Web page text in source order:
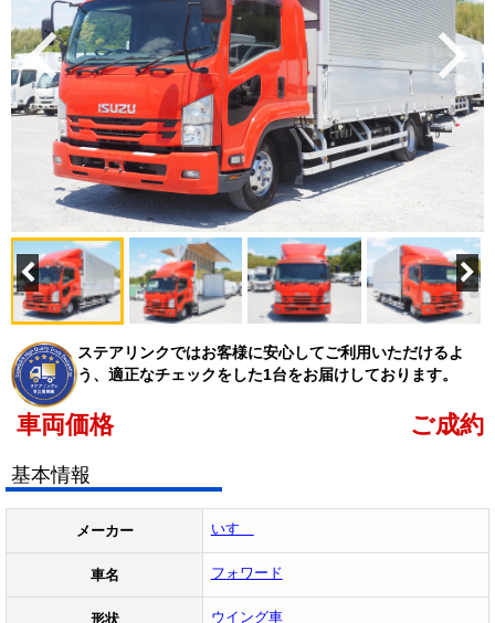
ステアリンクではお客様に安心してご利用いただけるよ
う、適正なチェックをした1台をお届けしております。
車両価格 ご成約
基本情報
メーカー いすゞ
車名 フォワード
形状 ウイング車